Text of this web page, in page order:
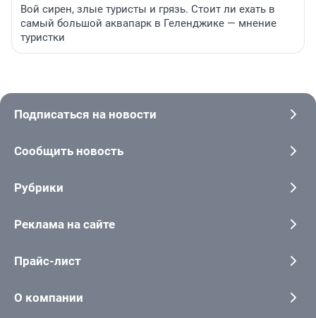
Вой сирен, злые туристы и грязь. Стоит ли ехать в
самый большой аквапарк в Геленджике — мнение
туристки
Подписаться на новости
Сообщить новость
Рубрики
Реклама на сайте
Прайс-лист
О компании